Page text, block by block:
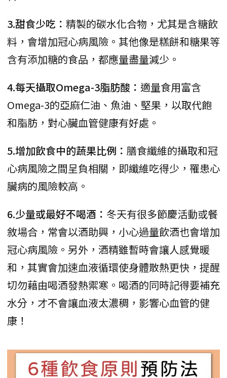
3.甜食少吃： 精製的碳水化合物，尤其是含糖飲
料，會增加冠心病風險。其他像是糕餅和糖果等
含有添加糖的食品，都應量盡量減少。
4.每天攝取Omega-3脂肪酸： 適量食用富含
Omega-3的亞麻仁油、魚油、堅果，以取代飽
和脂肪，對心臟血管健康有好處。
5.增加飲食中的蔬果比例： 膳食纖維的攝取和冠
心病風險之間呈負相關，即纖維吃得少，罹患心
臟病的風險較高。
6.少量或最好不喝酒： 冬天有很多節慶活動或餐
敘場合，常會以酒助興，小心過量飲酒也會增加
冠心病風險。另外，酒精雖暫時會讓人感覺暖
和，其實會加速血液循環使身體散熱更快，提醒
切勿藉由喝酒發熱禦寒。喝酒的同時記得要補充
水分，才不會讓血液太濃稠，影響心血管的健
康！